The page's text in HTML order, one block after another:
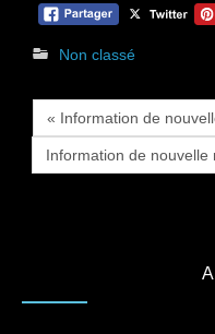
Non classé
« Information de
Information de nouvelle